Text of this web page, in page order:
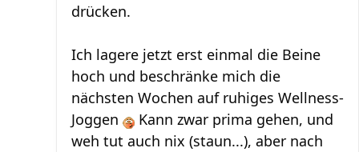
drücken.
Ich lagere jetzt erst einmal die Beine
hoch und beschränke mich die
nächsten Wochen auf ruhiges Wellness-
Joggen
Kann zwar prima gehen, und
weh tut auch nix (staun...), aber nach